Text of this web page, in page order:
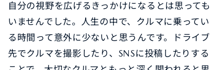
自分の視野を広げるきっかけになるとは思っても
いませんでした。人生の中で、クルマに乗ってい
る時間って意外に少ないと思うんです。ドライブ
先でクルマを撮影したり、SNSに投稿したりする